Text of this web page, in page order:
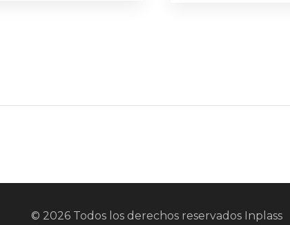
© 2026 Todos los derechos reservados Inplass